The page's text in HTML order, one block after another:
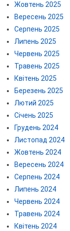
Жовтень 2025
Вересень 2025
Серпень 2025
Липень 2025
Червень 2025
Травень 2025
Квітень 2025
Березень 2025
Лютий 2025
Січень 2025
Грудень 2024
Листопад 2024
Жовтень 2024
Вересень 2024
Серпень 2024
Липень 2024
Червень 2024
Травень 2024
Квітень 2024